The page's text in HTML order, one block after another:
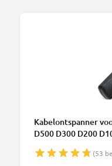
Kabelontspanner
D500 D300 D200
(53